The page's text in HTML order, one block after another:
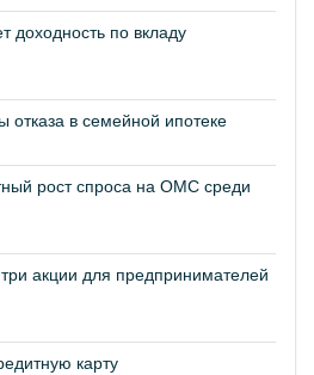
доходность по вкладу
отказа в семейной ипотеке
рост спроса на ОМС среди
акции для предпринимателей
карту